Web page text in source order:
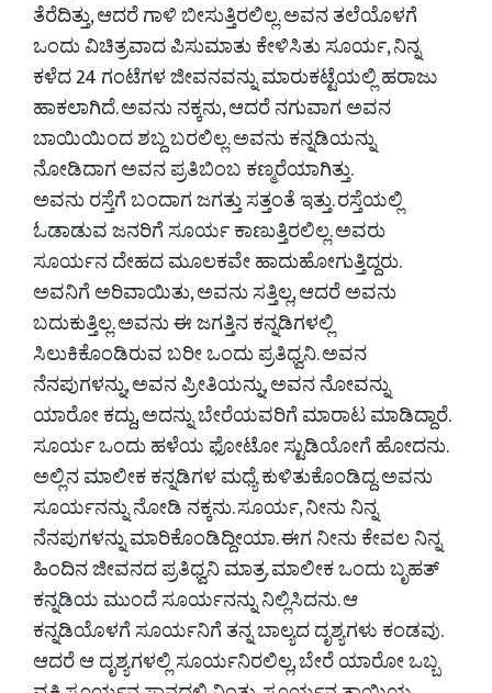
ತೆರೆದಿತ್ತು, ಆದರೆ ಗಾಳಿ ಬೀಸುತ್ತಿರಲಿಲ್ಲ. ಅವನ ತಲೆಯೊಳಗೆ
ಒಂದು ವಿಚಿತ್ರವಾದ ಪಿಸುಮಾತು ಕೇಳಿಸಿತು ಸೂರ್ಯ, ನಿನ್ನ
ಕಳೆದ 24 ಗಂಟೆಗಳ ಜೀವನವನ್ನು ಮಾರುಕಟ್ಟೆಯಲ್ಲಿ ಹರಾಜು
ಹಾಕಲಾಗಿದೆ. ಅವನು ನಕ್ಕನು, ಆದರೆ ನಗುವಾಗ ಅವನ
ಬಾಯಿಯಿಂದ ಶಬ್ದ ಬರಲಿಲ್ಲ. ಅವನು ಕನ್ನಡಿಯನ್ನು
ನೋಡಿದಾಗ ಅವನ ಪ್ರತಿಬಿಂಬ ಕಣ್ಮರೆಯಾಗಿತ್ತು.
ಅವನು ರಸ್ತೆಗೆ ಬಂದಾಗ ಜಗತ್ತು ಸತ್ತಂತೆ ಇತ್ತು. ರಸ್ತೆಯಲ್ಲಿ
ಓಡಾಡುವ ಜನರಿಗೆ ಸೂರ್ಯ ಕಾಣುತ್ತಿರಲಿಲ್ಲ. ಅವರು
ಸೂರ್ಯನ ದೇಹದ ಮೂಲಕವೇ ಹಾದುಹೋಗುತ್ತಿದ್ದರು.
ಅವನಿಗೆ ಅರಿವಾಯಿತು, ಅವನು ಸತ್ತಿಲ್ಲ, ಆದರೆ ಅವನು
ಬದುಕುತ್ತಿಲ್ಲ. ಅವನು ಈ ಜಗತ್ತಿನ ಕನ್ನಡಿಗಳಲ್ಲಿ
ಸಿಲುಕಿಕೊಂಡಿರುವ ಬರೀ ಒಂದು ಪ್ರತಿಧ್ವನಿ. ಅವನ
ನೆನಪುಗಳನ್ನು, ಅವನ ಪ್ರೀತಿಯನ್ನು, ಅವನ ನೋವನ್ನು
ಯಾರೋ ಕದ್ದು, ಅದನ್ನು ಬೇರೆಯವರಿಗೆ ಮಾರಾಟ ಮಾಡಿದ್ದಾರೆ.
ಸೂರ್ಯ ಒಂದು ಹಳೆಯ ಫೋಟೋ ಸ್ಟುಡಿಯೋಗೆ ಹೋದನು.
ಅಲ್ಲಿನ ಮಾಲೀಕ ಕನ್ನಡಿಗಳ ಮಧ್ಯೆ ಕುಳಿತುಕೊಂಡಿದ್ದ. ಅವನು
ಸೂರ್ಯನನ್ನು ನೋಡಿ ನಕ್ಕನು. ಸೂರ್ಯ, ನೀನು ನಿನ್ನ
ನೆನಪುಗಳನ್ನು ಮಾರಿಕೊಂಡಿದ್ದೀಯಾ. ಈಗ ನೀನು ಕೇವಲ ನಿನ್ನ
ಹಿಂದಿನ ಜೀವನದ ಪ್ರತಿಧ್ವನಿ ಮಾತ್ರ. ಮಾಲೀಕ ಒಂದು ಬೃಹತ್
ಕನ್ನಡಿಯ ಮುಂದೆ ಸೂರ್ಯನನ್ನು ನಿಲ್ಲಿಸಿದನು. ಆ
ಕನ್ನಡಿಯೊಳಗೆ ಸೂರ್ಯನಿಗೆ ತನ್ನ ಬಾಲ್ಯದ ದೃಶ್ಯಗಳು ಕಂಡವು.
ಆದರೆ ಆ ದೃಶ್ಯಗಳಲ್ಲಿ ಸೂರ್ಯನಿರಲಿಲ್ಲ, ಬೇರೆ ಯಾರೋ ಒಬ್ಬ